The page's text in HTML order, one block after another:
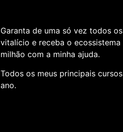
Garanta de uma só vez todos
vitalício e receba o
milhão com a minha ajuda.
Todos os meus principais
ano.